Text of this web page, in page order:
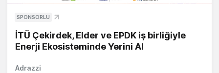
SPONSORLU
İTÜ Çekirdek, Elder ve EPDK iş birliğiyle
Enerji Ekosisteminde Yerini Al
Adrazzi